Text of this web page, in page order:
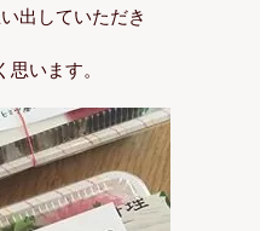
出していただき
います。